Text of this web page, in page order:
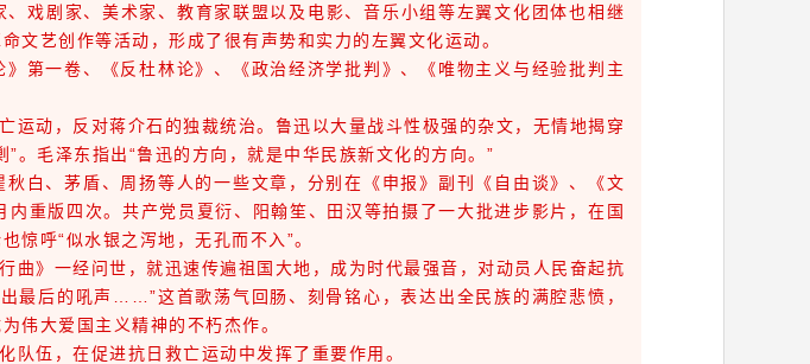
剧家、美术家、教育家联盟以及电影、音乐小组等左翼文化团体也相继
文艺创作等活动，形成了很有声势和实力的左翼文化运动。
一卷、《反杜林论》、《政治经济学批判》、《唯物主义与经验批判主
动，反对蒋介石的独裁统治。鲁迅以大量战斗性极强的杂文，无情地揭穿
。毛泽东指出“鲁迅的方向，就是中华民族新文化的方向。”
、茅盾、周扬等人的一些文章，分别在《申报》副刊《自由谈》、《文
重版四次。共产党员夏衍、阳翰笙、田汉等拍摄了一大批进步影片，在国
惊呼“似水银之泻地，无孔而不入”。
》一经问世，就迅速传遍祖国大地，成为时代最强音，对动员人民奋起抗
最后的吼声……”这首歌荡气回肠、刻骨铭心，表达出全民族的满腔悲愤，
伟大爱国主义精神的不朽杰作。
伍，在促进抗日救亡运动中发挥了重要作用。